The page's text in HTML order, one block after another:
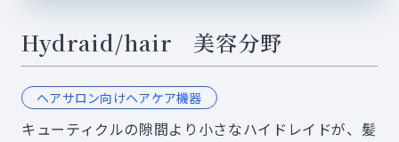
Hydraid/hair 美容分野
ヘアサロン向けヘアケア機器
キューティクルの隙間より小さなハイドレイドが、髪